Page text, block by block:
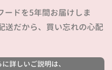
ードを5年間お届けしま
送だから、買い忘れの心配
詳しいご説明は、